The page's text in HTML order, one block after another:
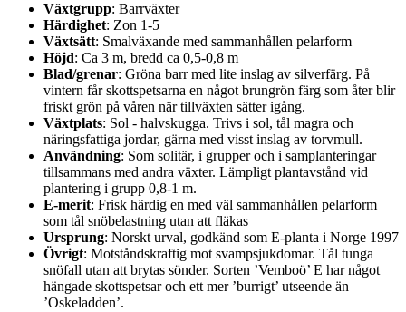
Växtgrupp: Barrväxter
Härdighet: Zon 1-5
Växtsätt: Smalväxande med sammanhållen pelarform
Höjd: Ca 3 m, bredd ca 0,5-0,8 m
Blad/grenar: Gröna barr med lite inslag av silverfärg. På
vintern får skottspetsarna en något brungrön färg som åter blir
friskt grön på våren när tillväxten sätter igång.
Växtplats: Sol - halvskugga. Trivs i sol, tål magra och
näringsfattiga jordar, gärna med visst inslag av torvmull.
Användning: Som solitär, i grupper och i samplanteringar
tillsammans med andra växter. Lämpligt plantavstånd vid
plantering i grupp 0,8-1 m.
E-merit: Frisk härdig en med väl sammanhållen pelarform
som tål snöbelastning utan att fläkas
Ursprung: Norskt urval, godkänd som E-planta i Norge 1997
Övrigt: Motståndskraftig mot svampsjukdomar. Tål tunga
snöfall utan att brytas sönder. Sorten ’Vemboö’ E har något
hängade skottspetsar och ett mer ’burrigt’ utseende än
’Oskeladden’.